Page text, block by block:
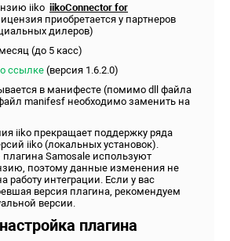
iiko iikoConnector for
приобретается у партнеров
дилеров)
(до 5 касс)
ссылке (версия 1.6.2.0)
в манифесте (помимо dll файла
manifesf необходимо заменить на
iiko прекращает поддержку ряда
iiko (локальных установок).
Samosale используют
поэтому данные изменения не
работу интеграции. Если у вас
версия плагина, рекомендуем
версии.
плагина